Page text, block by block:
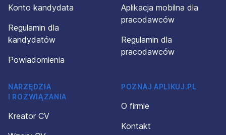
Konto kandydata
Regulamin dla
kandydatów
Powiadomienia
Aplikacja mobilna dla
pracodawców
Regulamin dla
pracodawców
NARZĘDZIA
I ROZWIĄZANIA
Kreator CV
POZNAJ APLIKUJ.PL
O firmie
Kontakt